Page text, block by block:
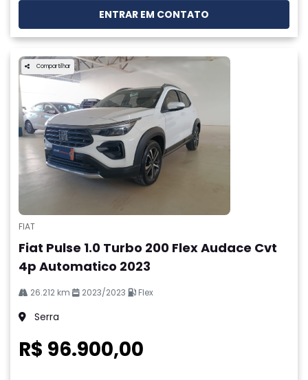
ENTRAR EM CONTATO
Compartilhar
FIAT
Fiat Pulse 1.0 Turbo 200 Flex Audace Cvt
4p Automatico 2023
26.212 km 2023/2023 Flex
Serra
R$ 96.900,00